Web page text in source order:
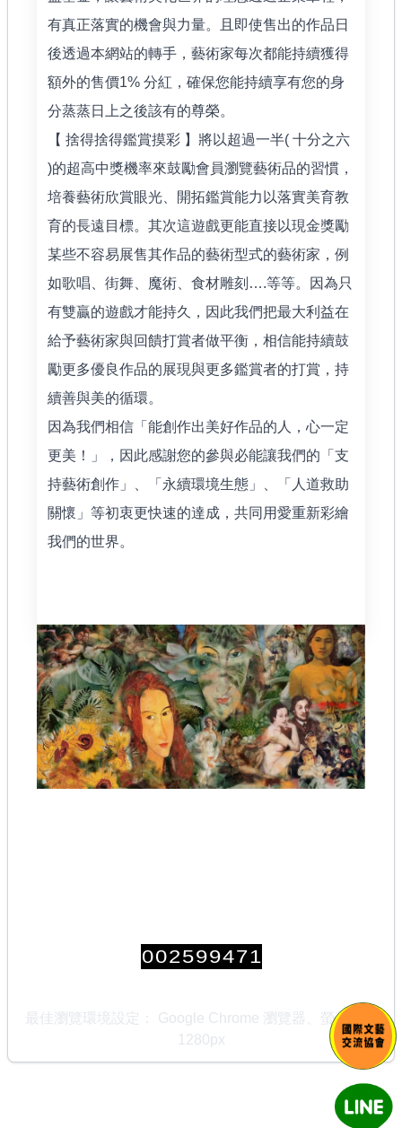
有真正落實的機會與力量。且即使售出的作品日
後透過本網站的轉手，藝術家每次都能持續獲得
額外的售價1% 分紅，確保您能持續享有您的身
分蒸蒸日上之後該有的尊榮。
【 捨得捨得鑑賞摸彩 】將以超過一半( 十分之六
)的超高中獎機率來鼓勵會員瀏覽藝術品的習慣，
培養藝術欣賞眼光、開拓鑑賞能力以落實美育教
育的長遠目標。其次這遊戲更能直接以現金獎勵
某些不容易展售其作品的藝術型式的藝術家，例
如歌唱、街舞、魔術、食材雕刻….等等。因為只
有雙贏的遊戲才能持久，因此我們把最大利益在
給予藝術家與回饋打賞者做平衡，相信能持續鼓
勵更多優良作品的展現與更多鑑賞者的打賞，持
續善與美的循環。
因為我們相信「能創作出美好作品的人，心一定
更美！」，因此感謝您的參與必能讓我們的「支
持藝術創作」、「永續環境生態」、「人道救助
關懷」等初衷更快速的達成，共同用愛重新彩繪
我們的世界。
00259947 1
最佳瀏覽環境設定： Google Chrome 瀏覽器、螢幕寬度
1280px